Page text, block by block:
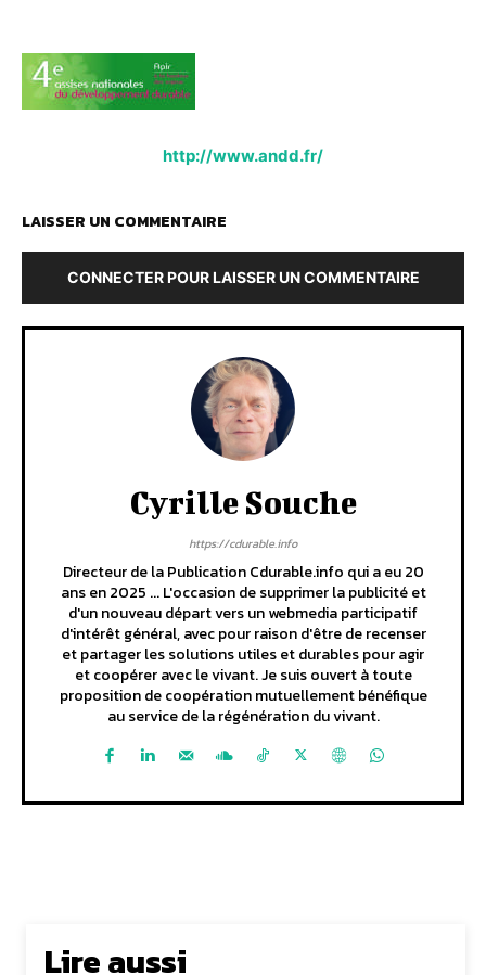
http://www.andd.fr/
LAISSER UN COMMENTAIRE
CONNECTER POUR LAISSER UN COMMENTAIRE
Cyrille Souche
https://cdurable.info
Directeur de la Publication Cdurable.info qui a eu 20
ans en 2025 ... L'occasion de supprimer la publicité et
d'un nouveau départ vers un webmedia participatif
d'intérêt général, avec pour raison d'être de recenser
et partager les solutions utiles et durables pour agir
et coopérer avec le vivant. Je suis ouvert à toute
proposition de coopération mutuellement bénéfique
au service de la régénération du vivant.
Lire aussi